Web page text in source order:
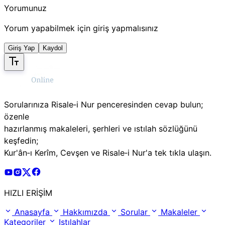
Yorumunuz
Yorum yapabilmek için giriş yapmalısınız
Giriş Yap Kaydol
Sorularınıza Risale‑i Nur penceresinden cevap bulun;
özenle
hazırlanmış makaleleri, şerhleri ve ıstılah sözlüğünü
keşfedin;
Kur'ân‑ı Kerîm, Cevşen ve Risale‑i Nur'a tek tıkla ulaşın.
Risale Online Youtube Hesabı
Risale Online Instagram Hesabı
Risale Online X Hesabı
HIZLI ERİŞİM
Anasayfa
Hakkımızda Sorular
Makaleler
Kategoriler
Istılahlar